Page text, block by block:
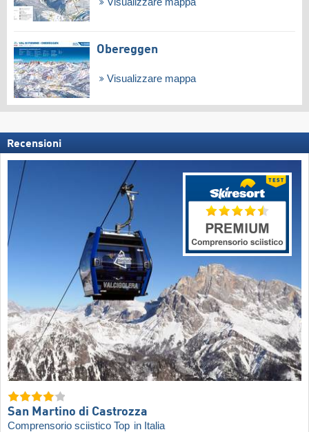
Visualizzare mappa
Obereggen
Visualizzare mappa
Recensioni
San Martino di Castrozza
Comprensorio sciistico Top in Italia